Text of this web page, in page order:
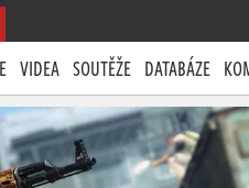
VIDEA SOUTĚŽE DATABÁZE